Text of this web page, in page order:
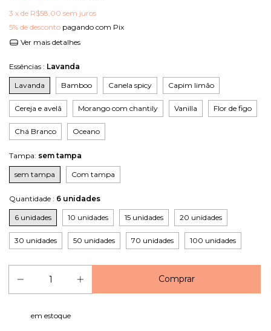
3 x de R$58,00 sem juros
5% de desconto pagando com Pix
Ver mais detalhes
Essências : Lavanda
Lavanda Bamboo Canela spicy Capim limão
Cereja e avelã Morango com chantily Vanilla Flor de figo
Chá Branco Oceano
Tampa: sem tampa
sem tampa Com tampa
Quantidade : 6 unidades
6 unidades 10 unidades 15 unidades 20 unidades
30 unidades 50 unidades 70 unidades 100 unidades
em estoque